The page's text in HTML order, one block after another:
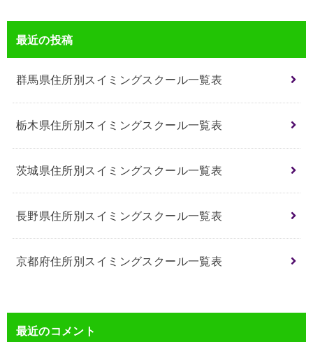
最近の投稿
群馬県住所別スイミングスクール一覧表
栃木県住所別スイミングスクール一覧表
茨城県住所別スイミングスクール一覧表
長野県住所別スイミングスクール一覧表
京都府住所別スイミングスクール一覧表
最近のコメント